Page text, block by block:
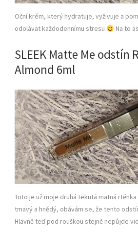
Oční krém, který hydratuje, vyživuje a
odolávat každodennímu stresu
Na to
SLEEK Matte Me odstín
Almond 6ml
Toto je už moje druhá tekutá matná
tmavý a hnědý, obávám se, že tento
Hlavně teď pod rouškou stejně nepůjde